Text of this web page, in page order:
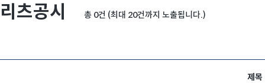
리츠공시 총 0건 (최대 20건까지 노출됩니다.)
제목